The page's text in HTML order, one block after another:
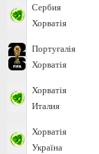
Сербия
Хорватія
Португалія
Хорватія
Хорватія
Италия
Хорватія
Україна